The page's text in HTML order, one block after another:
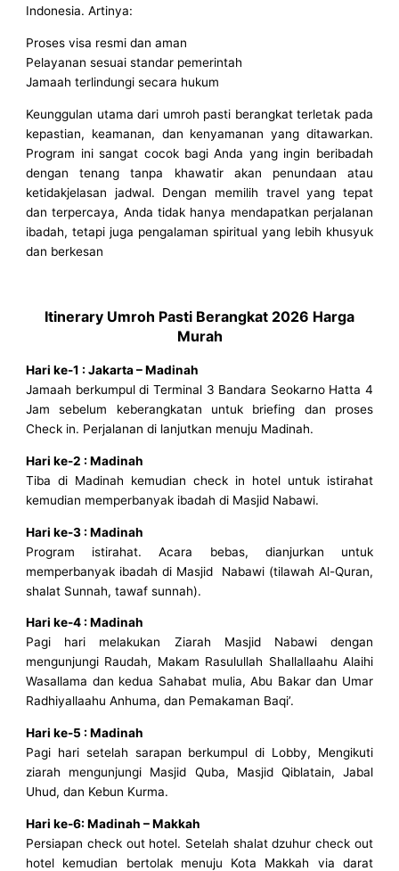
Indonesia. Artinya:
Proses visa resmi dan aman
Pelayanan sesuai standar pemerintah
Jamaah terlindungi secara hukum
Keunggulan utama dari umroh pasti berangkat terletak pada
kepastian, keamanan, dan kenyamanan yang ditawarkan.
Program ini sangat cocok bagi Anda yang ingin beribadah
dengan tenang tanpa khawatir akan penundaan atau
ketidakjelasan jadwal. Dengan memilih travel yang tepat
dan terpercaya, Anda tidak hanya mendapatkan perjalanan
ibadah, tetapi juga pengalaman spiritual yang lebih khusyuk
dan berkesan
Itinerary Umroh Pasti Berangkat 2026 Harga
Murah
Hari ke-1 : Jakarta – Madinah
Jamaah berkumpul di Terminal 3 Bandara Seokarno Hatta 4
Jam sebelum keberangkatan untuk briefing dan proses
Check in. Perjalanan di lanjutkan menuju Madinah.
Hari ke-2 : Madinah
Tiba di Madinah kemudian check in hotel untuk istirahat
kemudian memperbanyak ibadah di Masjid Nabawi.
Hari ke-3 : Madinah
Program istirahat. Acara bebas, dianjurkan untuk
memperbanyak ibadah di Masjid Nabawi (tilawah Al-Quran,
shalat Sunnah, tawaf sunnah).
Hari ke-4 : Madinah
Pagi hari melakukan Ziarah Masjid Nabawi dengan
mengunjungi Raudah, Makam Rasulullah Shallallaahu Alaihi
Wasallama dan kedua Sahabat mulia, Abu Bakar dan Umar
Radhiyallaahu Anhuma, dan Pemakaman Baqi’.
Hari ke-5 : Madinah
Pagi hari setelah sarapan berkumpul di Lobby, Mengikuti
ziarah mengunjungi Masjid Quba, Masjid Qiblatain, Jabal
Uhud, dan Kebun Kurma.
Hari ke-6: Madinah – Makkah
Persiapan check out hotel. Setelah shalat dzuhur check out
hotel kemudian bertolak menuju Kota Makkah via darat